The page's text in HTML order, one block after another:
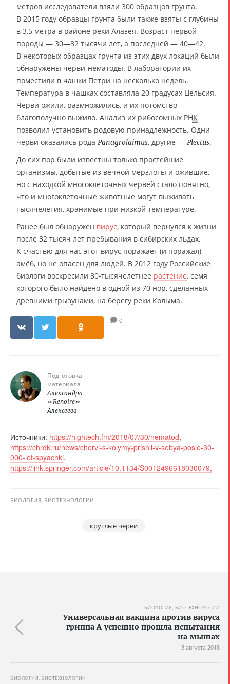
метров исследователи взяли 300 образцов грунта.
В 2015 году образцы грунта были также взяты с глубины
в 3,5 метра в районе реки Алазея. Возраст первой
породы — 30—32 тысячи лет, а последней — 40—42.
В некоторых образцах грунта из этих двух локаций были
обнаружены черви-нематоды. В лаборатории их
поместили в чашки Петри на несколько недель.
Температура в чашках составляла 20 градусах Цельсия.
Черви ожили, размножились, и их потомство
благополучно выжило. Анализ их рибосомных РНК
позволил установить родовую принадлежность. Одни
черви оказались рода Panagrolaimus, другие — Plectus.
До сих пор были известны только простейшие
организмы, добытые из вечной мерзлоты и ожившие,
но с находкой многоклеточных червей стало понятно,
что и многоклеточные животные могут выживать
тысячелетия, хранимые при низкой температуре.
Ранее был обнаружен вирус, который вернулся к жизни
после 32 тысяч лет пребывания в сибирских льдах.
К счастью для нас этот вирус поражает (и поражал)
амёб, но не опасен для людей. В 2012 году Российские
биологи воскресили 30-тысячелетнее растение, семя
которого было найдено в одной из 70 нор, сделанных
древними грызунами, на берегу реки Колыма.
0
Подготовка
материала
Александра
«Renoire»
Алексеева
Источники: https://hightech.fm/2018/07/30/nematod,
https://chrdk.ru/news/chervi-s-kolymy-prishli-v-sebya-posle-30-
000-let-spyachki,
https://link.springer.com/article/10.1134/S0012496618030079,
БИОЛОГИЯ, БИОТЕХНОЛОГИИ
круглые черви
БИОЛОГИЯ, БИОТЕХНОЛОГИИ
Универсальная вакцина против вируса
гриппа А успешно прошла испытания
на мышах
3 августа 2018
БИОЛОГИЯ, БИОТЕХНОЛОГИИ